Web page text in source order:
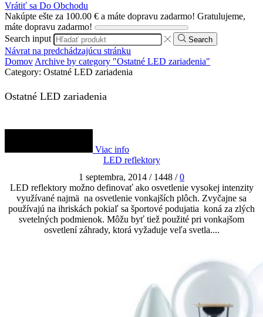
Vrátiť sa Do Obchodu
Nakúpte ešte za 100.00 € a máte dopravu zadarmo! Gratulujeme,
máte dopravu zadarmo!
Search input
Search
Návrat na predchádzajúcu stránku
Domov Archive by category "Ostatné LED zariadenia"
Category: Ostatné LED zariadenia
Ostatné LED zariadenia
Viac info
LED reflektory
1 septembra, 2014 / 1448 / 0
LED reflektory možno definovať ako osvetlenie vysokej intenzity
využívané najmä na osvetlenie vonkajších plôch. Zvyčajne sa
používajú na ihriskách pokiaľ sa športové podujatia koná za zlých
svetelných podmienok. Môžu byť tiež použité pri vonkajšom
osvetlení záhrady, ktorá vyžaduje veľa svetla....